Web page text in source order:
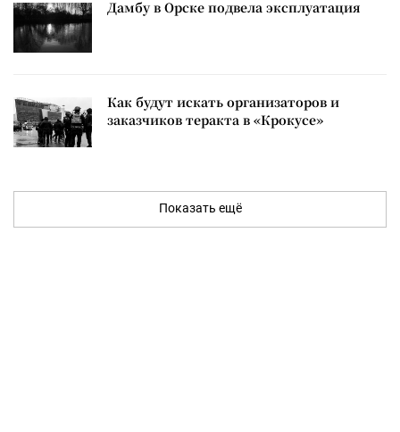
Дамбу в Орске подвела эксплуатация
Как будут искать организаторов и
заказчиков теракта в «Крокусе»
Показать ещё